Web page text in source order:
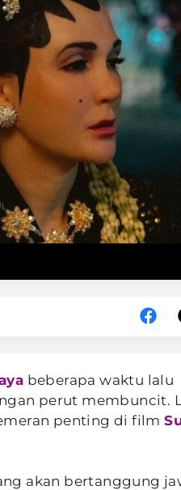
beberapa waktu lalu
perut membuncit.
penting di film
akan bertanggung